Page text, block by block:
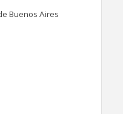
Buenos Aires